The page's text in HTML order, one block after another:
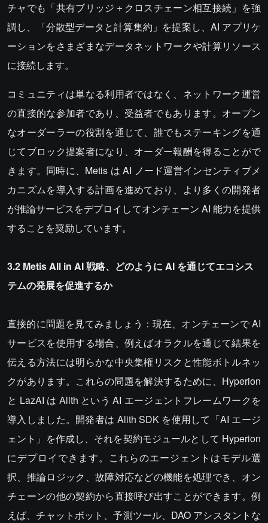
チャでも「共有ブリッジ＋クロスチェーン相互接続」を強
調し、「分散型データと計算集約」を提案し、AI アプリケ
ーションをさまざまなデータネットワークや計算リソース
に接続します。
コミュニティは単なる利用者ではなく、ネットワーク運営
の直接的な参加者であり、受益者でもあります。オープン
なオーダーラーの役割を通じて、誰でもステーキングを通
じてブロック提案者になり、オーダー報酬を得ることがで
きます。同時に、Metis は AI ノード運営インセンティブメ
カニズムを導入する計画を進めており、より多くの開発者
が推論サービスをデプロイしてオンチェーン AI 能力を提供
することを奨励しています。
3.2 Metis All in AI 戦略、どのように AI を通じてエコシス
テムの発展を促進するか
直接的に問題を見てみましょう：現在、オンチェーンで AI
サービスを使用する場合、例えばオラクルを通じて結果を
伝える方法には明らかな中央集権リスクと性能ボトルネッ
クがあります。これらの問題を解決するために、Hyperion
と LazAI は Alith という AI エージェントフレームワークを
導入しました。開発者は Alith SDK を使用して「AI エージ
ェント」を作成し、それを契約モジュールとして Hyperion
にデプロイできます。これらのエージェントはモデル選
択、推論ロジック、故障対応などの機能を処理でき、オン
チェーンの他の契約から直接呼び出すことができます。例
えば、チャットボット、予測ツール、DAO アシスタントな